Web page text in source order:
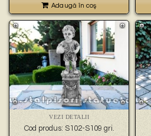
Adaugă în coş
VEZI DETALII
Cod produs: S102-S109 gri.